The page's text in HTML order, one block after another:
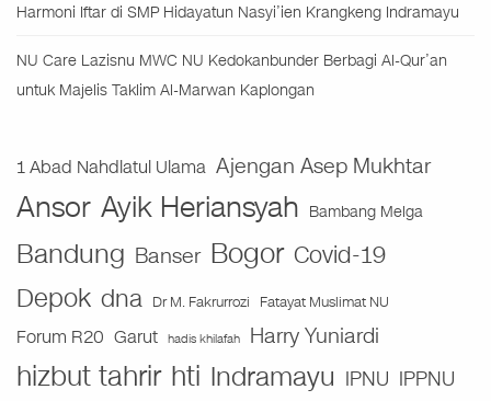
Harmoni Iftar di SMP Hidayatun Nasyi’ien Krangkeng Indramayu
NU Care Lazisnu MWC NU Kedokanbunder Berbagi Al-Qur’an
untuk Majelis Taklim Al-Marwan Kaplongan
1 Abad Nahdlatul Ulama Ajengan Asep Mukhtar
Ansor Ayik Heriansyah Bambang Melga
Bandung Banser Bogor Covid-19
Depok dna Dr M. Fakrurrozi Fatayat Muslimat NU
Forum R20 Garut hadis khilafah Harry Yuniardi
hizbut tahrir hti Indramayu IPNU IPPNU